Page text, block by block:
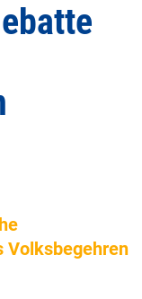
Volksbegehren